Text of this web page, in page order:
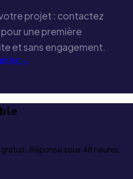
projet : contactez
une première
et sans engagement.
→
Réponse sous 48 heures.